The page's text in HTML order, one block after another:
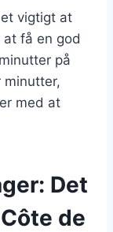
vigtigt at
få en god
på
minutter,
med at
Det
de